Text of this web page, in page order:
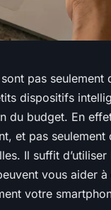
pas
dispositifs
du budget. En
et pas
Il suffit
vous aider
votre